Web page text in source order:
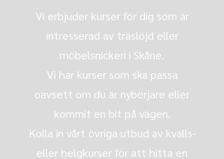
Vi erbjuder kurser för dig som är
intresserad av träslöjd eller
möbelsnickeri i Skåne.
Vi har kurser som ska passa
oavsett om du är nybörjare eller
kommit en bit på vägen.
Kolla in vårt övriga utbud av kvälls-
eller helgkurser för att hitta en